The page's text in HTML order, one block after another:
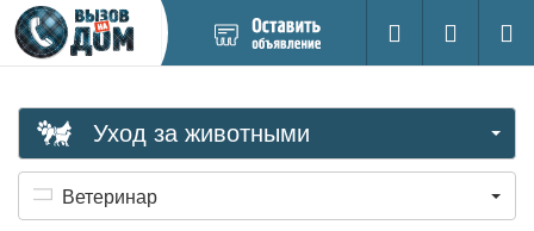
новое
Поиск
Вход на
Уход за животными
Ветеринар